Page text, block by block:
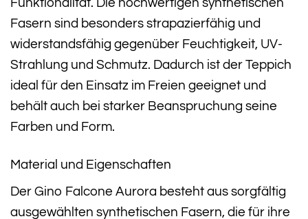
Fasern sind besonders strapazierfähig und
widerstandsfähig gegenüber Feuchtigkeit, UV-
Strahlung und Schmutz. Dadurch ist der Teppich
ideal für den Einsatz im Freien geeignet und
behält auch bei starker Beanspruchung seine
Farben und Form.
Material und Eigenschaften
Der Gino Falcone Aurora besteht aus sorgfältig
ausgewählten synthetischen Fasern, die für ihre